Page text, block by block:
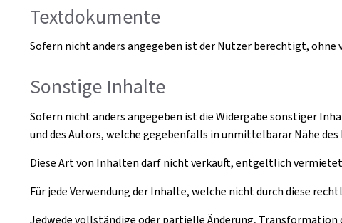
Textdokumente
Sofern nicht anders angegeben ist der Nutzer berechtigt,
Sonstige Inhalte
Sofern nicht anders angegeben ist die Widergabe sonstiger
und des Autors, welche gegebenfalls in unmittelbarar Nähe
Diese Art von Inhalten darf nicht verkauft, entgeltlich
Für jede Verwendung der Inhalte, welche nicht durch diese
Jedwede vollständige oder partielle Änderung,